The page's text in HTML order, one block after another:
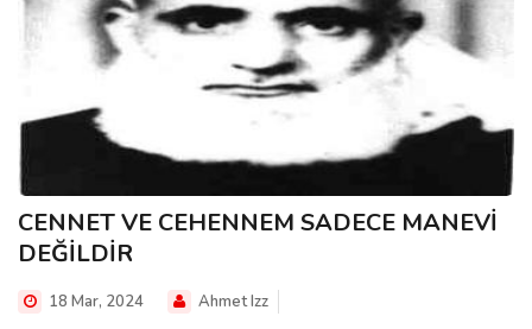
CENNET VE CEHENNEM SADECE MANEVİ
DEĞİLDİR
18 Mar, 2024 Ahmet Izz